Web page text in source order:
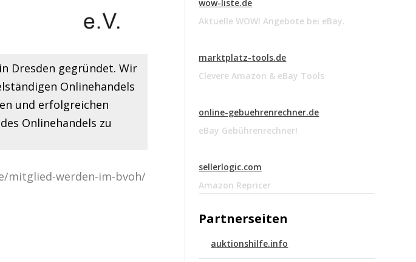
Dresden gegründet. Wir
Onlinehandels
und erfolgreichen
Onlinehandels zu
mitglied-werden-im-bvoh/
wow-liste.de
Aktuelle WOW! Angebote bei eBay.
marktplatz-tools.de
Clevere Amazon & eBay Tools
online-gebuehrenrechner.de
eBay Gebührenrechner!
sellerlogic.com
Amazon Repricer
Partnerseiten
auktionshilfe.info